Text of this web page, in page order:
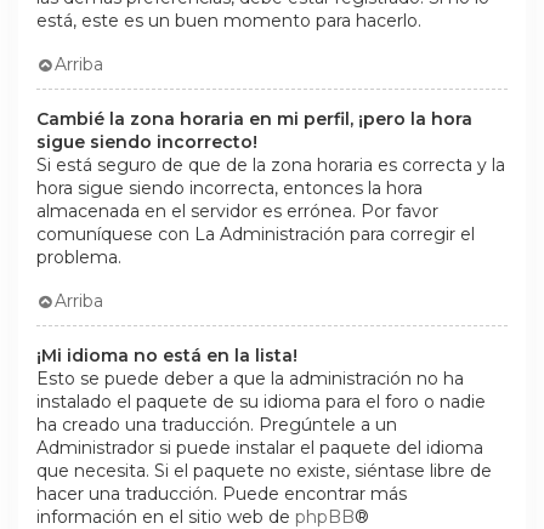
está, este es un buen momento para hacerlo.
Arriba
Cambié la zona horaria en mi perfil, ¡pero la hora
sigue siendo incorrecto!
Si está seguro de que de la zona horaria es correcta y la
hora sigue siendo incorrecta, entonces la hora
almacenada en el servidor es errónea. Por favor
comuníquese con La Administración para corregir el
problema.
Arriba
¡Mi idioma no está en la lista!
Esto se puede deber a que la administración no ha
instalado el paquete de su idioma para el foro o nadie
ha creado una traducción. Pregúntele a un
Administrador si puede instalar el paquete del idioma
que necesita. Si el paquete no existe, siéntase libre de
hacer una traducción. Puede encontrar más
información en el sitio web de phpBB®